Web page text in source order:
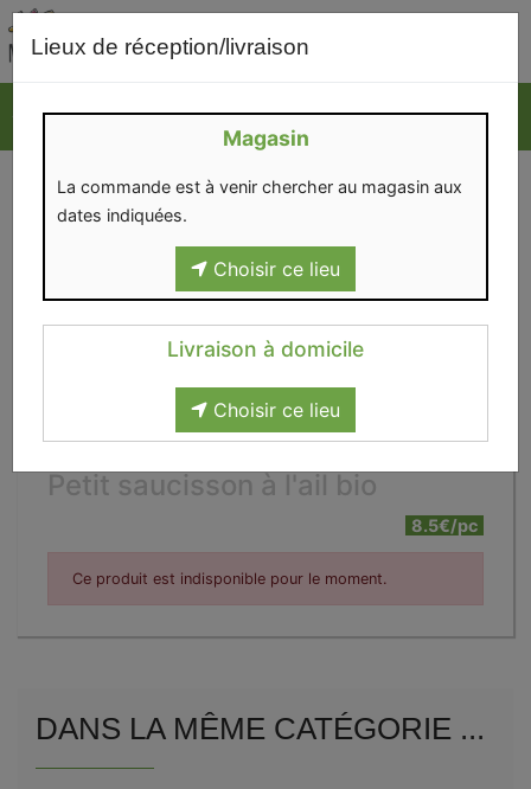
Lieux de réception/livraison
Magasin
La commande est à venir chercher au magasin aux
dates indiquées.
Choisir ce lieu
Livraison à domicile
Choisir ce lieu
Petit saucisson à l'ail bio
8.5€/pc
Ce produit est indisponible pour le moment.
DANS LA MÊME CATÉGORIE ...